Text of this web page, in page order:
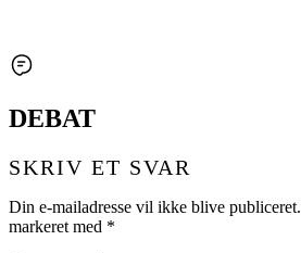
DEBAT
SKRIV ET SVAR
Din e-mailadresse vil ikke blive publiceret.
markeret med *